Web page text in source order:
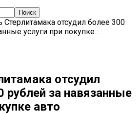
Стерлитамака отсудил более 300
услуги при покупке...
отсудил
рублей за навязанные
авто